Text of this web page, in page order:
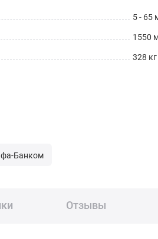
5 - 65
1550
328 кг
Банком
Отзывы